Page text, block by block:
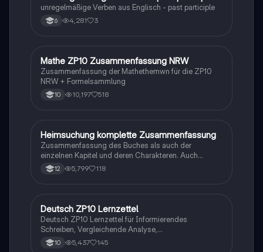
unregelmäßige Verben aus Englisch - past participle
6 4,281 3
Mathe
Mathe ZP10 Zusammenfassung NRW
Zusammenfassung der Mathethemwn für die ZP10
NRW + Formelsammlung
10 10,197 518
Deutsch
Heimsuchung komplette Zusammenfassung
Zusammenfassung des Buches als auch der
einzelnen Kapitel und deren Charakteren. Auch
tabellarisch. Im Unterricht ohne KI erstellt
12 5,799 118
Deutsch
Deutsch ZP10 Lernzettel
Deutsch ZP10 Lernzettel für Informierendes
Schreiben, Vergleichende Analyse,
Sachtexte/Roman/Gedicht..
10 5,437 145